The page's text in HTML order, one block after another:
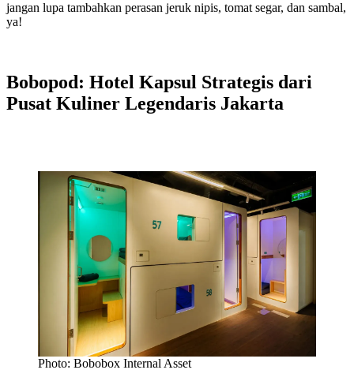
jangan lupa tambahkan perasan jeruk nipis, tomat segar, dan sambal,
ya!
Bobopod: Hotel Kapsul Strategis dari
Pusat Kuliner Legendaris Jakarta
Photo: Bobobox Internal Asset